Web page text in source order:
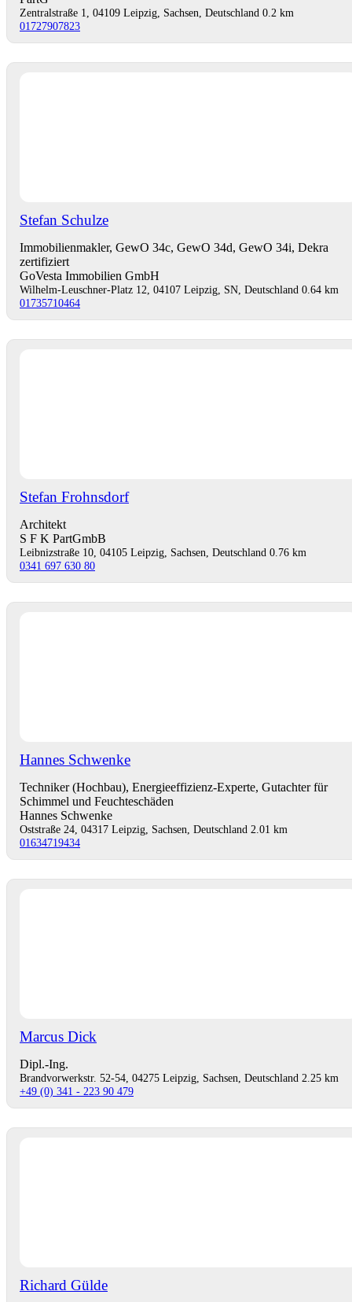
Zentralstraße 1, 04109 Leipzig, Sachsen, Deutschland 0.2 km
01727907823
Stefan Schulze
Immobilienmakler, GewO 34c, GewO 34d, GewO 34i, Dekra
zertifiziert
GoVesta Immobilien GmbH
Wilhelm-Leuschner-Platz 12, 04107 Leipzig, SN, Deutschland 0.64 km
01735710464
Stefan Frohnsdorf
Architekt
S F K PartGmbB
Leibnizstraße 10, 04105 Leipzig, Sachsen, Deutschland 0.76 km
0341 697 630 80
Hannes Schwenke
Techniker (Hochbau), Energieeffizienz-Experte, Gutachter für
Schimmel und Feuchteschäden
Hannes Schwenke
Oststraße 24, 04317 Leipzig, Sachsen, Deutschland 2.01 km
01634719434
Marcus Dick
Dipl.-Ing.
Brandvorwerkstr. 52-54, 04275 Leipzig, Sachsen, Deutschland 2.25 km
+49 (0) 341 - 223 90 479
Richard Gülde